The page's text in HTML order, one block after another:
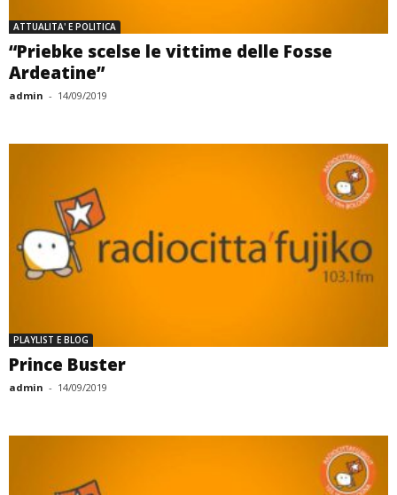
ATTUALITA' E POLITICA
“Priebke scelse le vittime delle Fosse
Ardeatine”
admin - 14/09/2019
PLAYLIST E BLOG
Prince Buster
admin - 14/09/2019